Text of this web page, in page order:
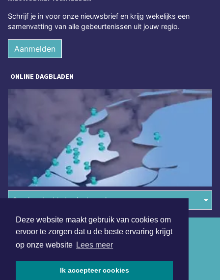
Deze website maakt gebruik van cookies om
ervoor te zorgen dat u de beste ervaring krijgt
op onze website Lees meer
Ik accepteer cookies
Schrijf je in voor onze nieuwsbrief en krijg wekelijks een
samenvatting van alle gebeurtenissen uit jouw regio.
Aanmelden
ONLINE DAGBLADEN
Overige dagbladen in de regio
Algemene voorwaarden
Disclaimer